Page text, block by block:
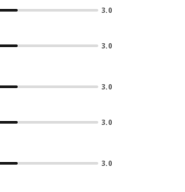
3.0
3.0
3.0
3.0
3.0